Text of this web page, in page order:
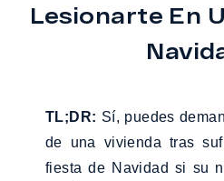
Lesionarte En
TL;DR: Sí, puedes
de una vivienda tras
fiesta de Navidad si su